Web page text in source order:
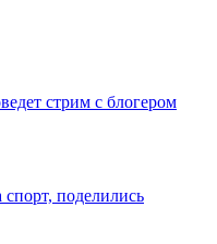
стрим с блогером
поделились